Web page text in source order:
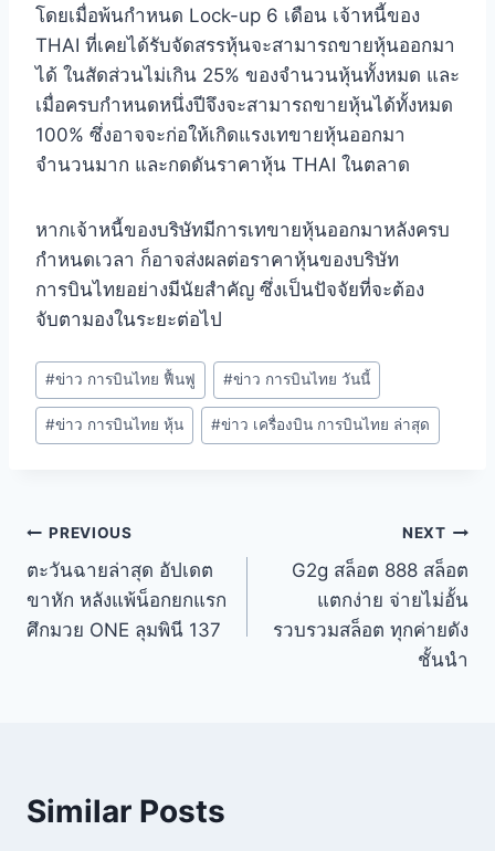
โดยเมื่อพ้นกำหนด Lock-up 6 เดือน เจ้าหนี้ของ
THAI ที่เคยได้รับจัดสรรหุ้นจะสามารถขายหุ้นออกมา
ได้ ในสัดส่วนไม่เกิน 25% ของจำนวนหุ้นทั้งหมด และ
เมื่อครบกำหนดหนึ่งปีจึงจะสามารถขายหุ้นได้ทั้งหมด
100% ซึ่งอาจจะก่อให้เกิดแรงเทขายหุ้นออกมา
จำนวนมาก และกดดันราคาหุ้น THAI ในตลาด
หากเจ้าหนี้ของบริษัทมีการเทขายหุ้นออกมาหลังครบ
กำหนดเวลา ก็อาจส่งผลต่อราคาหุ้นของบริษัท
การบินไทยอย่างมีนัยสำคัญ ซึ่งเป็นปัจจัยที่จะต้อง
จับตามองในระยะต่อไป
#ข่าว การบินไทย ฟื้นฟู #ข่าว การบินไทย วันนี้
#ข่าว การบินไทย หุ้น #ข่าว เครื่องบิน การบินไทย ล่าสุด
PREVIOUS
ตะวันฉายล่าสุด อัปเดต
ขาหัก หลังแพ้น็อกยกแรก
ศึกมวย ONE ลุมพินี 137
NEXT
G2g สล็อต 888 สล็อต
แตกง่าย จ่ายไม่อั้น
รวบรวมสล็อต ทุกค่ายดัง
ชั้นนำ
Similar Posts